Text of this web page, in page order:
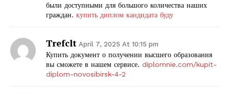
были доступными для большого количества наших
граждан. купить диплом кандидата буду
Trefclt April 7, 2025 At 10:15 pm
Купить документ о получении высшего образования
вы сможете в нашем сервисе. diplomnie.com/kupit-
diplom-novosibirsk-4-2